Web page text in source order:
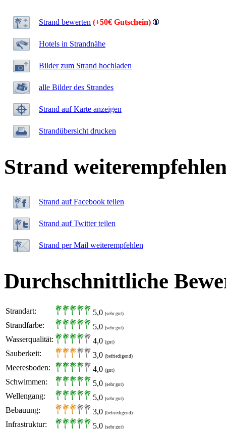
Strand bewerten (+50€ Gutschein)
Hotels in Strandnähe
Bilder zum Strand hochladen
alle Bilder des Strandes
Strand auf Karte anzeigen
Strandübersicht drucken
Strand
Strand auf Facebook teilen
Strand auf Twitter teilen
Strand per Mail weiterempfehlen
Durchschnittliche
Strandart: 5,0 (sehr gut)
Strandfarbe: 5,0 (sehr gut)
Wasserqualität: 4,0 (gut)
Sauberkeit: 3,0 (befriedigend)
Meeresboden: 4,0 (gut)
Schwimmen: 5,0 (sehr gut)
Wellengang: 5,0 (sehr gut)
Bebauung: 3,0 (befriedigend)
Infrastruktur: 5,0 (sehr gut)